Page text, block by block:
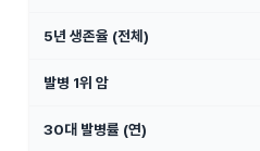
5년 생존율 (전체)
발병 1위 암
30대 발병률 (연)